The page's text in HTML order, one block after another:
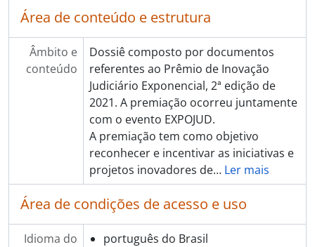
Área de conteúdo e estrutura
Âmbito e
conteúdo
Dossiê composto por documentos
referentes ao Prêmio de Inovação
Judiciário Exponencial, 2ª edição de
2021. A premiação ocorreu juntamente
com o evento EXPOJUD.
A premiação tem como objetivo
reconhecer e incentivar as iniciativas e
projetos inovadores de… Ler mais
Área de condições de acesso e uso
Idioma do
português do Brasil